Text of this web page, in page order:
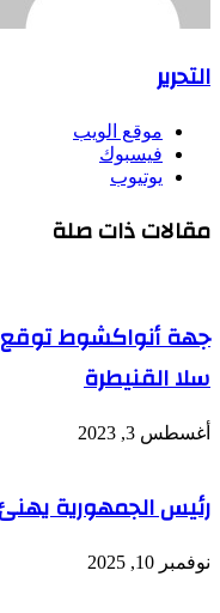
التحرير
موقع الويب
فيسبوك
يوتيوب
مقالات ذات صلة
جهة أنواكشوط توقع
سلا القنيطرة
أغسطس 3, 2023
رئيس الجمهورية
نوفمبر 10, 2025